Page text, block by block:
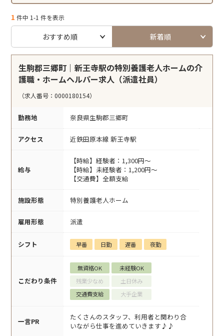
1 件中 1-1 件を表示
おすすめ順 新着順
生駒郡三郷町｜新王寺駅の特別養護老人ホームの介
護職・ホームヘルパー求人（派遣社員）
（求人番号：0000180154）
勤務地 奈良県生駒郡三郷町
アクセス 近鉄田原本線 新王寺駅
給与
【時給】経験者：1,300円～
【時給】未経験者：1,200円～
【交通費】全額支給
施設形態 特別養護老人ホーム
雇用形態 派遣
シフト 早番 日勤 遅番 夜勤
こだわり条件
無資格OK
未経験OK
残業少なめ
土日休み
交通費支給
大手企業
一言PR
たくさんのスタッフ、利用者と関わり合
いながら仕事を進めていきます♪♪